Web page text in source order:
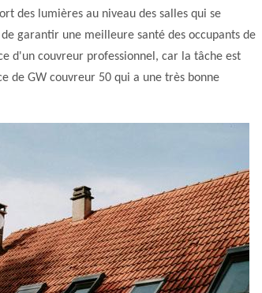
des lumières au niveau des salles qui se
garantir une meilleure santé des occupants de
d'un couvreur professionnel, car la tâche est
de GW couvreur 50 qui a une très bonne